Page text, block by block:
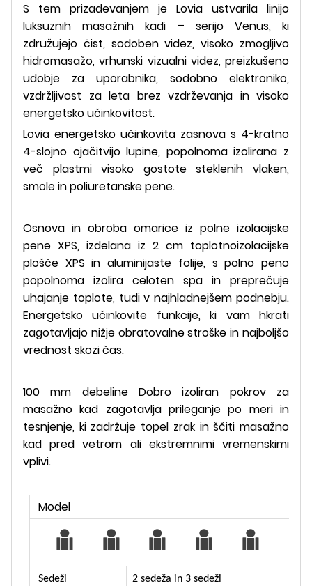
S tem prizadevanjem je Lovia ustvarila linijo
luksuznih masažnih kadi – serijo Venus, ki
združujejo čist, sodoben videz, visoko zmogljivo
hidromasažo, vrhunski vizualni videz, preizkušeno
udobje za uporabnika, sodobno elektroniko,
vzdržljivost za leta brez vzdrževanja in visoko
energetsko učinkovitost.
Lovia energetsko učinkovita zasnova s ​​4-kratno
4-slojno ojačitvijo lupine, popolnoma izolirana z
več plastmi visoko gostote steklenih vlaken,
smole in poliuretanske pene.
Osnova in obroba omarice iz polne izolacijske
pene XPS, izdelana iz 2 cm toplotnoizolacijske
plošče XPS in aluminijaste folije, s polno peno
popolnoma izolira celoten spa in preprečuje
uhajanje toplote, tudi v najhladnejšem podnebju.
Energetsko učinkovite funkcije, ki vam hkrati
zagotavljajo nižje obratovalne stroške in najboljšo
vrednost skozi čas.
100 mm debeline Dobro izoliran pokrov za
masažno kad zagotavlja prileganje po meri in
tesnjenje, ki zadržuje topel zrak in ščiti masažno
kad pred vetrom ali ekstremnimi vremenskimi
vplivi.
Model
Sedeži 2 sedeža in 3 sedeži